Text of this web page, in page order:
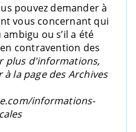
pouvez demander à
vous concernant qui
ou s’il a été
contravention des
plus d'informations,
la page des Archives
informations-